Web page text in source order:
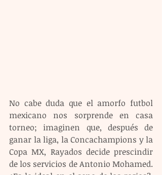
No cabe duda que el amorfo futbol
mexicano nos sorprende en casa
torneo; imaginen que, después de
ganar la liga, la Concachampions y la
Copa MX, Rayados decide prescindir
de los servicios de Antonio Mohamed.